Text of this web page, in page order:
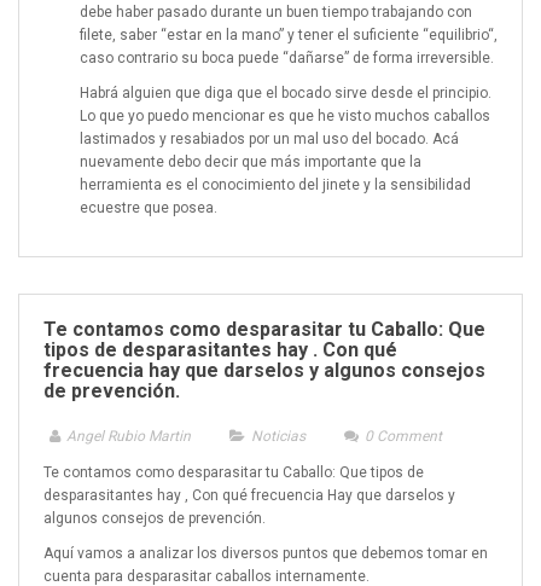
debe haber pasado durante un buen tiempo trabajando con
filete, saber “estar en la mano” y tener el suficiente “equilibrio“,
caso contrario su boca puede “dañarse” de forma irreversible.
Habrá alguien que diga que el bocado sirve desde el principio.
Lo que yo puedo mencionar es que he visto muchos caballos
lastimados y resabiados por un mal uso del bocado. Acá
nuevamente debo decir que más importante que la
herramienta es el conocimiento del jinete y la sensibilidad
ecuestre que posea.
Te contamos como desparasitar tu Caballo: Que
tipos de desparasitantes hay . Con qué
frecuencia hay que darselos y algunos consejos
de prevención.
Angel Rubio Martin Noticias 0Comment
Te contamos como desparasitar tu Caballo: Que tipos de
desparasitantes hay , Con qué frecuencia Hay que darselos y
algunos consejos de prevención.
Aquí vamos a analizar los diversos puntos que debemos tomar en
cuenta para desparasitar caballos internamente.